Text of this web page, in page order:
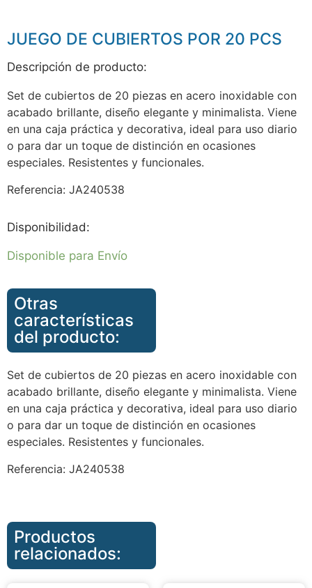
JUEGO DE CUBIERTOS POR 20 PCS
Descripción de producto:
Set de cubiertos de 20 piezas en acero inoxidable con
acabado brillante, diseño elegante y minimalista. Viene
en una caja práctica y decorativa, ideal para uso diario
o para dar un toque de distinción en ocasiones
especiales. Resistentes y funcionales.
Referencia: JA240538
Disponibilidad:
Disponible para Envío
Otras
características
del producto:
Set de cubiertos de 20 piezas en acero inoxidable con
acabado brillante, diseño elegante y minimalista. Viene
en una caja práctica y decorativa, ideal para uso diario
o para dar un toque de distinción en ocasiones
especiales. Resistentes y funcionales.
Referencia: JA240538
Productos
relacionados: